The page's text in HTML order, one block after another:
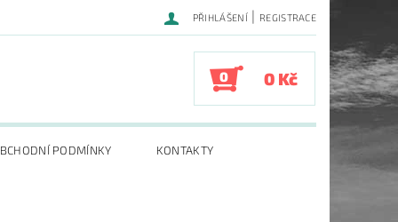
PŘIHLÁŠENÍ | REGISTRACE
0 0 Kč
PODMÍNKY KONTAKTY